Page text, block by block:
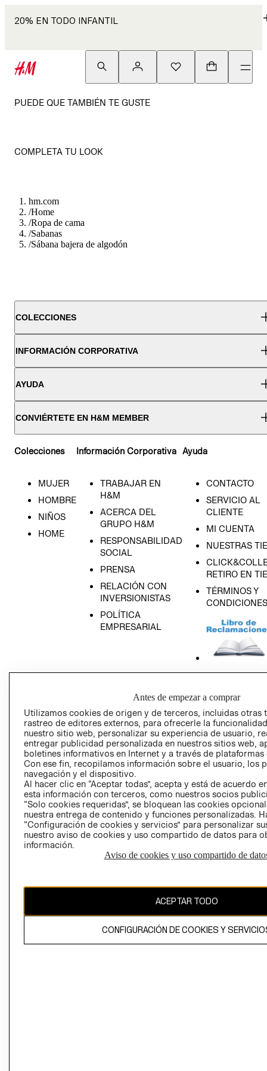
20% EN TODO INFANTIL
PUEDE QUE TAMBIÉN TE GUSTE
COMPLETA TU LOOK
hm.com
/Home
/Ropa de cama
/Sabanas
/Sábana bajera de algodón
COLECCIONES
INFORMACIÓN CORPORATIVA
AYUDA
CONVIÉRTETE EN H&M MEMBER
Colecciones
MUJER
HOMBRE
NIÑOS
HOME
Información Corporativa
TRABAJAR EN
H&M
ACERCA DEL
GRUPO H&M
RESPONSABILIDAD
SOCIAL
PRENSA
RELACIÓN CON
INVERSIONISTAS
POLÍTICA
EMPRESARIAL
Ayuda
CONTACTO
SERVICIO AL
CLIENTE
MI CUENTA
NUESTRAS
RETIRO EN
TÉRMINOS Y
CONDICIONES
PRIVACIDAD
GIFT CARD
AVISO DE
Perú (S/)
CAMBIAR REGIÓN
El contenido de esta página web está protegido por copyright y es
Antes de empezar a comprar
Utilizamos cookies de origen y de terceros, incluidas otras
rastreo de editores externos, para ofrecerle la
nuestro sitio web, personalizar su experiencia de usuario,
entregar publicidad personalizada en nuestros sitios web,
boletines informativos en Internet y a través de plataformas
Con ese fin, recopilamos información sobre el usuario, los
navegación y el dispositivo.
Al hacer clic en “Aceptar todas”, acepta y está de acuerdo
esta información con terceros, como nuestros socios
“Solo cookies requeridas”, se bloquean las cookies
nuestra entrega de contenido y funciones personalizadas.
“Configuración de cookies y servicios” para personalizar
nuestro aviso de cookies y uso compartido de datos para
información.
Aviso de cookies y uso compartido de
ACEPTAR TODO
CONFIGURACIÓN DE COOKIES Y